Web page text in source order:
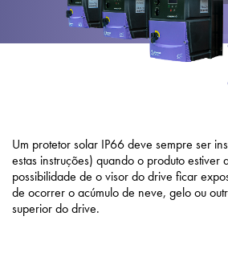
Um protetor solar IP66 deve sempre ser
estas instruções) quando o produto
possibilidade de o visor do drive ficar
de ocorrer o acúmulo de neve, gelo ou
superior do drive.